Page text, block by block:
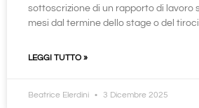
sottoscrizione di un rapporto di lavoro
mesi dal termine dello stage o del
LEGGI TUTTO »
Beatrice Elerdini 3 Dicembre 2025